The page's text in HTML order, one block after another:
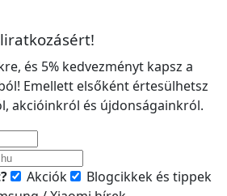
és 5% kedvezményt kapsz a
Emellett elsőként értesülhetsz
akcióinkról és újdonságainkról.
Akciók
Blogcikkek és tippek